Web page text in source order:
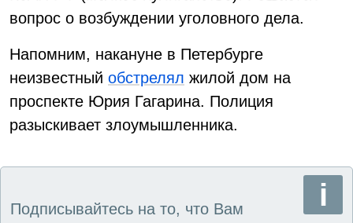
вопрос о возбуждении уголовного дела.
Напомним, накануне в Петербурге
неизвестный обстрелял жилой дом на
проспекте Юрия Гагарина. Полиция
разыскивает злоумышленника.
Подписывайтесь на то, что Вам